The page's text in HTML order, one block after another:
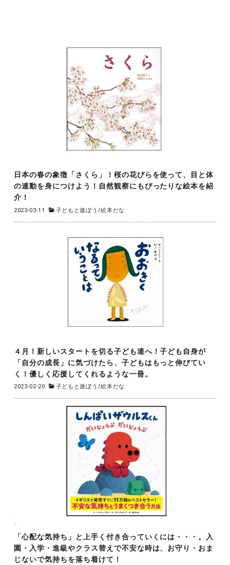
日本の春の象徴「さくら」！桜の花びらを使って、目と体
の連動を身につけよう！自然観察にもぴったりな絵本を紹
介！
2023-03-11 子どもと遊ぼう /絵本だな
４月！新しいスタートを切る子ども達へ！子ども自身が
「自分の成長」に気づけたら、子どもはもっと伸びてい
く！優しく応援してくれるような一冊。
2023-02-20 子どもと遊ぼう /絵本だな
「心配な気持ち」と上手く付き合っていくには・・・。入
園・入学・進級やクラス替えで不安な時は、お守り・おま
じないで気持ちを落ち着けて！